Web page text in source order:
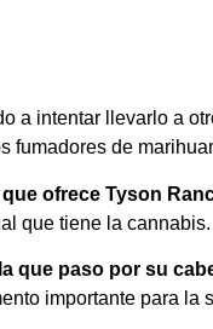
a intentar llevarlo a
fumadores de
ofrece Tyson
que tiene la cannabis.
que paso por su
importante para la